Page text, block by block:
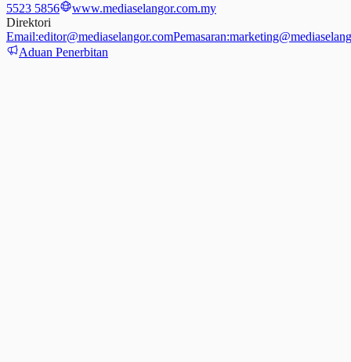
5523 5856
www.mediaselangor.com.my
Direktori
Email:editor@mediaselangor.comPemasaran:
Aduan Penerbitan